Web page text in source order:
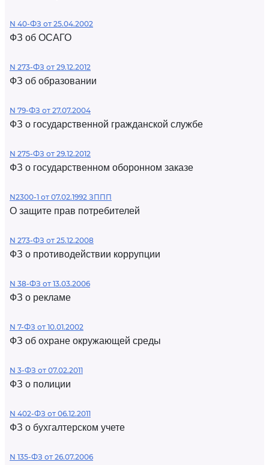
N 40-ФЗ от 25.04.2002
ФЗ об ОСАГО
N 273-ФЗ от 29.12.2012
ФЗ об образовании
N 79-ФЗ от 27.07.2004
ФЗ о государственной гражданской службе
N 275-ФЗ от 29.12.2012
ФЗ о государственном оборонном заказе
N2300-1 от 07.02.1992 ЗППП
О защите прав потребителей
N 273-ФЗ от 25.12.2008
ФЗ о противодействии коррупции
N 38-ФЗ от 13.03.2006
ФЗ о рекламе
N 7-ФЗ от 10.01.2002
ФЗ об охране окружающей среды
N 3-ФЗ от 07.02.2011
ФЗ о полиции
N 402-ФЗ от 06.12.2011
ФЗ о бухгалтерском учете
N 135-ФЗ от 26.07.2006